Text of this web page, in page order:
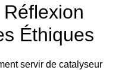
Éthiques
servir de catalyseur